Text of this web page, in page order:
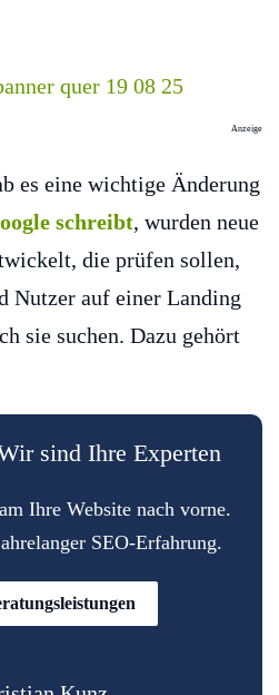
Anzeige
es eine wichtige Änderung
schreibt, wurden neue
die prüfen sollen,
Nutzer auf einer Landing
sie suchen. Dazu gehört
sind Ihre Experten
Ihre Website nach vorne.
SEO-Erfahrung.